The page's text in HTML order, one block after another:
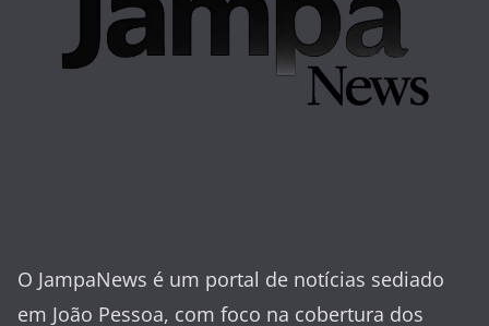
O JampaNews é um portal de notícias sediado
em João Pessoa, com foco na cobertura dos